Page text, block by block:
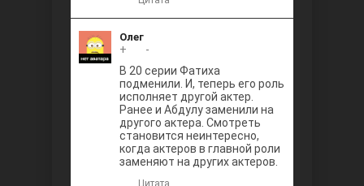
Олег
+
-
В 20 серии Фатиха
подменили. И, теперь его роль
исполняет другой актер.
Ранее и Абдулу заменили на
другого актера. Смотреть
становится неинтересно,
когда актеров в главной роли
заменяют на других актеров.
Цитата